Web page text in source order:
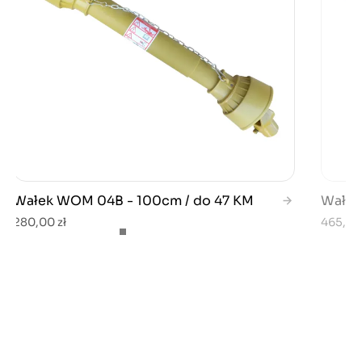
Wałek WOM 04B - 100cm / do 47 KM
280,00 zł 465,00